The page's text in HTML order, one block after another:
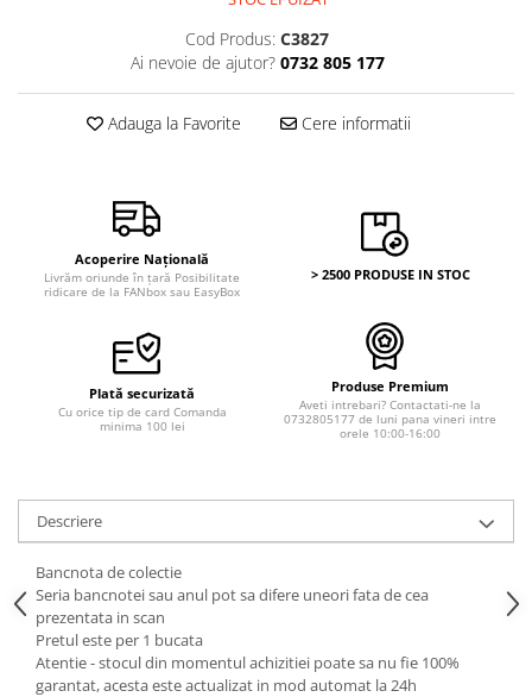
Monede Australia si Oceania
Monede Europa
Bancnote Australia si Oceania
Bancnote Europa
Gradate PMG
Cod Produs: C3827
Ai nevoie de ajutor? 0732 805 177
Adauga la Favorite Cere informatii
Acoperire Națională
Livrăm oriunde în țară Posibilitate
ridicare de la FANbox sau EasyBox
> 2500 PRODUSE IN STOC
Plată securizată
Cu orice tip de card Comanda
minima 100 lei
Produse Premium
Aveti intrebari? Contactati-ne la
0732805177 de luni pana vineri intre
orele 10:00-16:00
Descriere
Bancnota de colectie
Seria bancnotei sau anul pot sa difere uneori fata de cea
prezentata in scan
Pretul este per 1 bucata
Atentie - stocul din momentul achizitiei poate sa nu fie 100%
garantat, acesta este actualizat in mod automat la 24h